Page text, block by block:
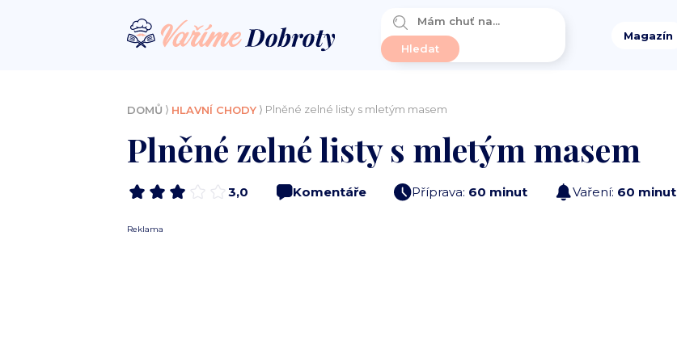
Magazín
DOMŮ ⟩ HLAVNÍ CHODY⟩ Plněné zelné listy s mletým masem
Plněné zelné listy s mletým masem
3,0 Komentáře Příprava: 60 minut Vaření: 60 minut
Reklama